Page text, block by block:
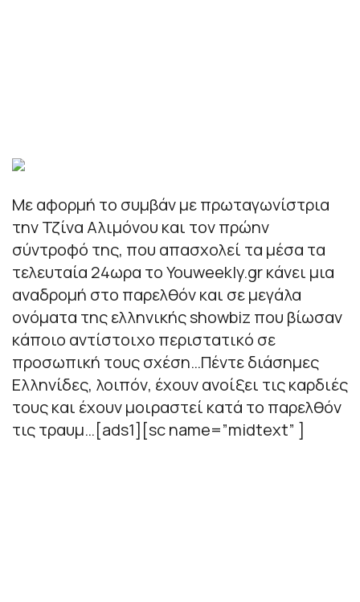
Με αφορμή το συμβάν με πρωταγωνίστρια
την Τζίνα Αλιμόνου και τον πρώην
σύντροφό της, που απασχολεί τα μέσα τα
τελευταία 24ωρα το Youweekly.gr κάνει μια
αναδρομή στο παρελθόν και σε μεγάλα
ονόματα της ελληνικής showbiz που βίωσαν
κάποιο αντίστοιχο περιστατικό σε
προσωπική τους σχέση…Πέντε διάσημες
Ελληνίδες, λοιπόν, έχουν ανοίξει τις καρδιές
τους και έχουν μοιραστεί κατά το παρελθόν
τις τραυμ…[ads1][sc name=”midtext” ]